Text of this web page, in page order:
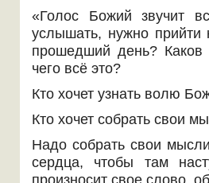
«Голос Божий звучит
услышать, нужно
прошедший день?
чего всё это?
Кто хочет узнать волю
Кто хочет собрать свои
Надо собрать свои
сердца, чтобы там